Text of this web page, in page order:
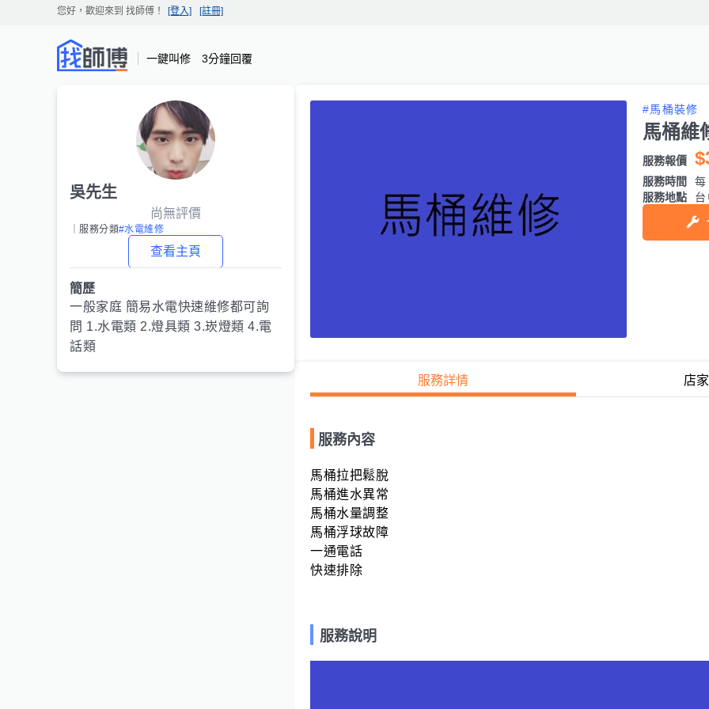
您好，歡迎來到 找師傅 ！ [登入] [註冊]
一鍵叫修 3分鐘回覆
吳先生
尚無評價
｜服務分類#水電維修
查看主頁
簡歷
一般家庭 簡易水電快速維修都可詢
問 1.水電類 2.燈具類 3.崁燈類 4.電
話類
#馬桶裝修
馬桶維
服務報價
服務時間
服務地點
服務詳情 店
服務內容
馬桶拉把鬆脫
馬桶進水異常
馬桶水量調整
馬桶浮球故障
一通電話
快速排除
服務說明